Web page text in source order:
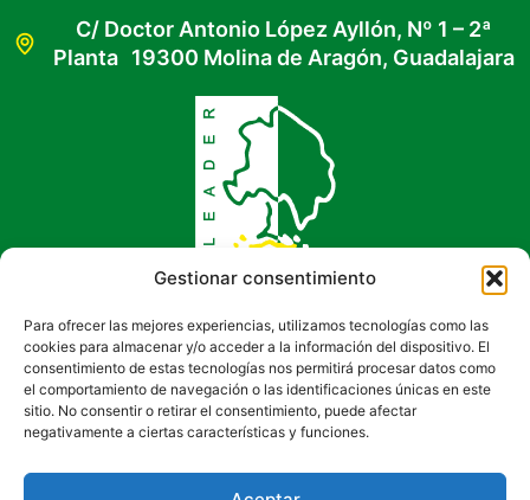
Gestionar consentimiento
Para ofrecer las mejores experiencias, utilizamos tecnologías como las
cookies para almacenar y/o acceder a la información del dispositivo. El
consentimiento de estas tecnologías nos permitirá procesar datos como
el comportamiento de navegación o las identificaciones únicas en este
sitio. No consentir o retirar el consentimiento, puede afectar
negativamente a ciertas características y funciones.
C/ Doctor Antonio López Ayllón, Nº 1 – 2ª
Planta 19300 Molina de Aragón, Guadalajara